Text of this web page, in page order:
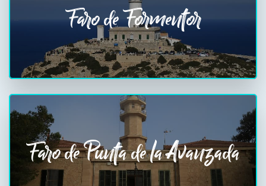
Faro de Formentor
Faro de Punta de la Avanzada